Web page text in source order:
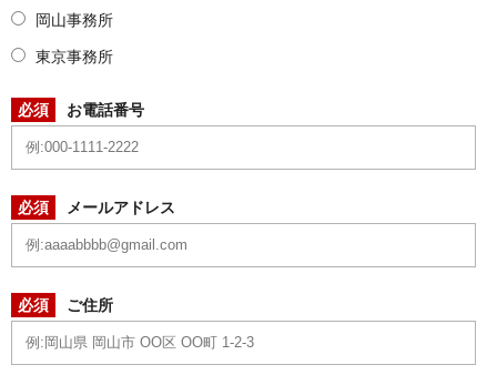
岡山事務所
東京事務所
必須 お電話番号
必須 メールアドレス
必須 ご住所